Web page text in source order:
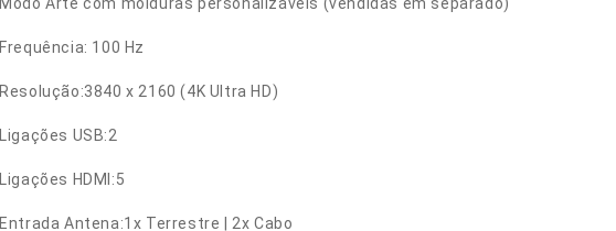
Frequência: 100 Hz
Resolução:3840 x 2160 (4K Ultra HD)
Ligações USB:2
Ligações HDMI:5
Entrada Antena:1x Terrestre | 2x Cabo